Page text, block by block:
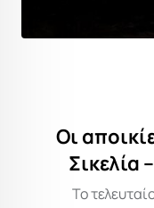
Οι
Σικελία
Το